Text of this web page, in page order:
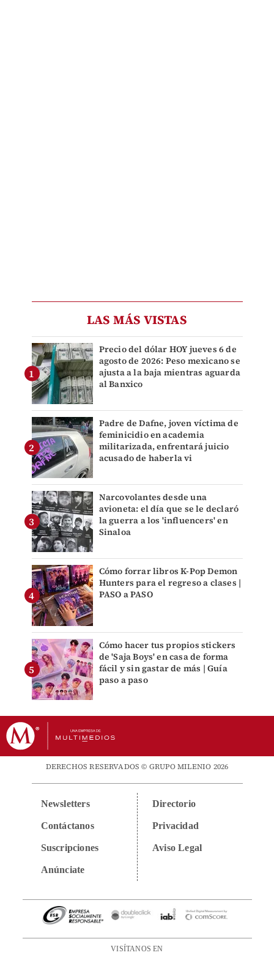
LAS MÁS VISTAS
Precio del dólar HOY jueves 6 de
agosto de 2026: Peso mexicano se
ajusta a la baja mientras aguarda
al Banxico
Padre de Dafne, joven víctima de
feminicidio en academia
militarizada, enfrentará juicio
acusado de haberla vi
Narcovolantes desde una
avioneta: el día que se le declaró
la guerra a los 'influencers' en
Sinaloa
Cómo forrar libros K-Pop Demon
Hunters para el regreso a clases |
PASO a PASO
Cómo hacer tus propios stickers
de 'Saja Boys' en casa de forma
fácil y sin gastar de más | Guía
paso a paso
DERECHOS RESERVADOS © GRUPO MILENIO 2026
Newsletters
Contáctanos
Suscripciones
Anúnciate
Directorio
Privacidad
Aviso Legal
VISÍTANOS EN